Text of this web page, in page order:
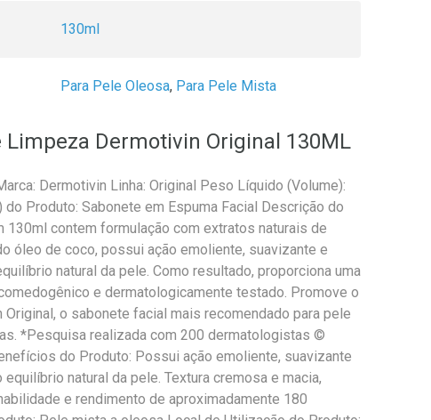
130ml
Para Pele Oleosa, Para Pele Mista
Limpeza Dermotivin Original 130ML
Dermotivin Linha: Original Peso Líquido (Volume):
Produto: Sabonete em Espuma Facial Descrição do
130ml contem formulação com extratos naturais de
óleo de coco, possui ação emoliente, suavizante e
natural da pele. Como resultado, proporciona uma
e dermatologicamente testado. Promove o
o sabonete facial mais recomendado para pele
*Pesquisa realizada com 200 dermatologistas ©
do Produto: Possui ação emoliente, suavizante
natural da pele. Textura cremosa e macia,
e rendimento de aproximadamente 180